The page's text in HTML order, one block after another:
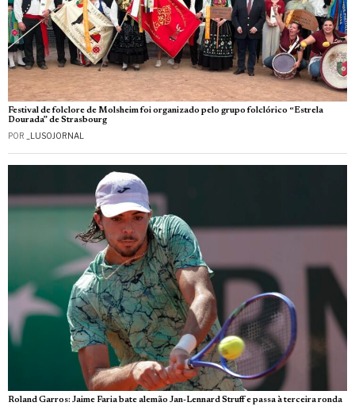
Festival de folclore de Molsheim foi organizado pelo grupo folclórico “Estrela
Dourada” de Strasbourg
POR _LUSOJORNAL
Roland Garros: Jaime Faria bate alemão Jan-Lennard Struff e passa à terceira ronda